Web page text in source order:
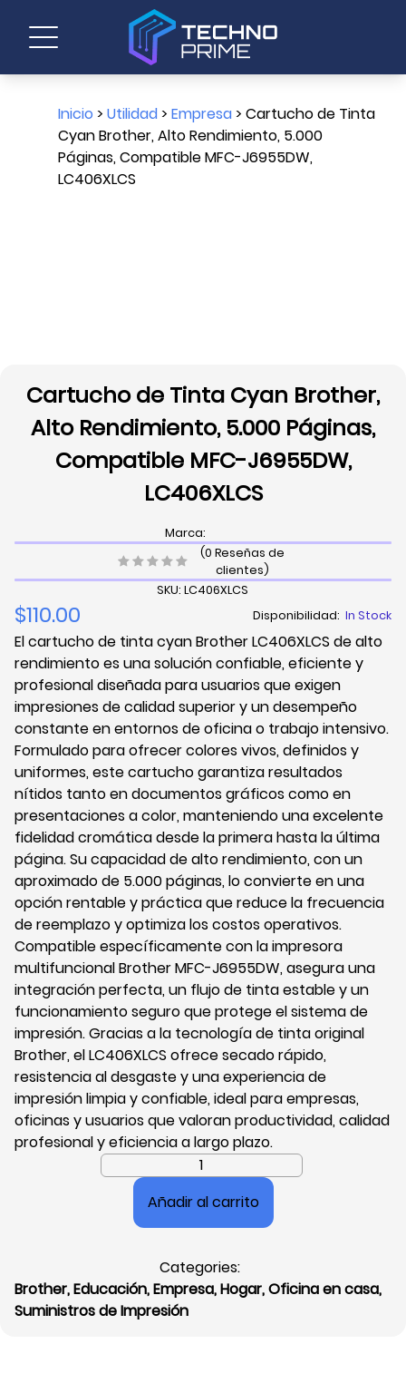
Inicio > Utilidad> Empresa> Cartucho de Tinta
Cyan Brother, Alto Rendimiento, 5.000
Páginas, Compatible MFC-J6955DW,
LC406XLCS
Cartucho de Tinta Cyan Brother,
Alto Rendimiento, 5.000 Páginas,
Compatible MFC-J6955DW,
LC406XLCS
Marca:
(0 Reseñas de
clientes)
SKU: LC406XLCS
$110.00 Disponibilidad: In Stock
El cartucho de tinta cyan Brother LC406XLCS de alto
rendimiento es una solución confiable, eficiente y
profesional diseñada para usuarios que exigen
impresiones de calidad superior y un desempeño
constante en entornos de oficina o trabajo intensivo.
Formulado para ofrecer colores vivos, definidos y
uniformes, este cartucho garantiza resultados
nítidos tanto en documentos gráficos como en
presentaciones a color, manteniendo una excelente
fidelidad cromática desde la primera hasta la última
página. Su capacidad de alto rendimiento, con un
aproximado de 5.000 páginas, lo convierte en una
opción rentable y práctica que reduce la frecuencia
de reemplazo y optimiza los costos operativos.
Compatible específicamente con la impresora
multifuncional Brother MFC-J6955DW, asegura una
integración perfecta, un flujo de tinta estable y un
funcionamiento seguro que protege el sistema de
impresión. Gracias a la tecnología de tinta original
Brother, el LC406XLCS ofrece secado rápido,
resistencia al desgaste y una experiencia de
impresión limpia y confiable, ideal para empresas,
oficinas y usuarios que valoran productividad, calidad
profesional y eficiencia a largo plazo.
Cartucho
Cyan
Rendimiento,
5.000
Añadir al carrito
Categories:
Brother,Educación,Empresa,Hogar,Oficina en casa,
Suministros de Impresión